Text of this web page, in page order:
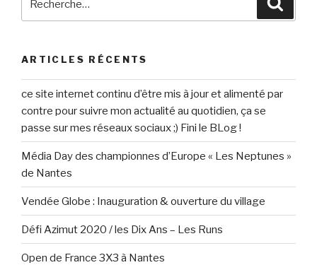
ARTICLES RÉCENTS
ce site internet continu d’être mis à jour et alimenté par
contre pour suivre mon actualité au quotidien, ça se
passe sur mes réseaux sociaux ;) Fini le BLog !
Média Day des championnes d’Europe « Les Neptunes »
de Nantes
Vendée Globe : Inauguration & ouverture du village
Défi Azimut 2020 / les Dix Ans – Les Runs
Open de France 3X3 à Nantes